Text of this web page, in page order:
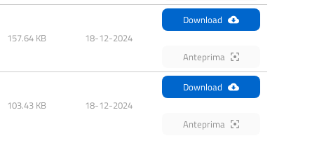
157.64 KB 18-12-2024
Download
Anteprima
103.43 KB 18-12-2024
Download
Anteprima